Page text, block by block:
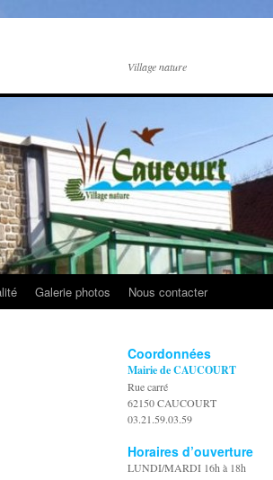
Village nature
Galerie photos Nous contacter
Coordonnées
Mairie de CAUCOURT
Rue carré
62150 CAUCOURT
03.21.59.03.59
Horaires d’ouverture
LUNDI/MARDI 16h à 18h